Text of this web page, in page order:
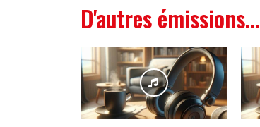
D'autres émissions...